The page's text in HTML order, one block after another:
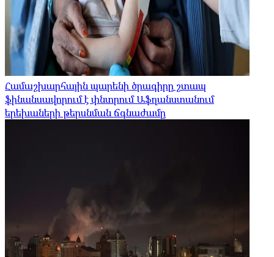
Համաշխարհային պարենի ծրագիրը շտապ
ֆինանսավորում է փնտրում Աֆղանստանում
երեխաների թերսնման ճգնաժամը